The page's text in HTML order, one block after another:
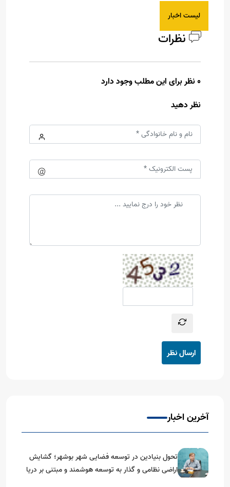
لیست اخبار
نظرات
0 نظر برای این مطلب وجود دارد
نظر دهید
ارسال نظر
آخرین اخبار
تحول بنیادین در توسعه فضایی شهر بوشهر؛ گشایش
اراضی نظامی و گذار به توسعه هوشمند و مبتنی بر دریا